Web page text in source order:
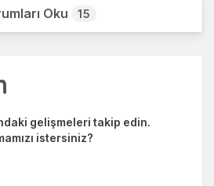
Oku 15
gelişmeleri takip edin.
istersiniz?